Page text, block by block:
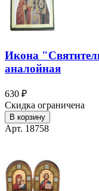
Икона
аналойная
630 ₽
Скидка ограничена
В корзину
Арт. 18758